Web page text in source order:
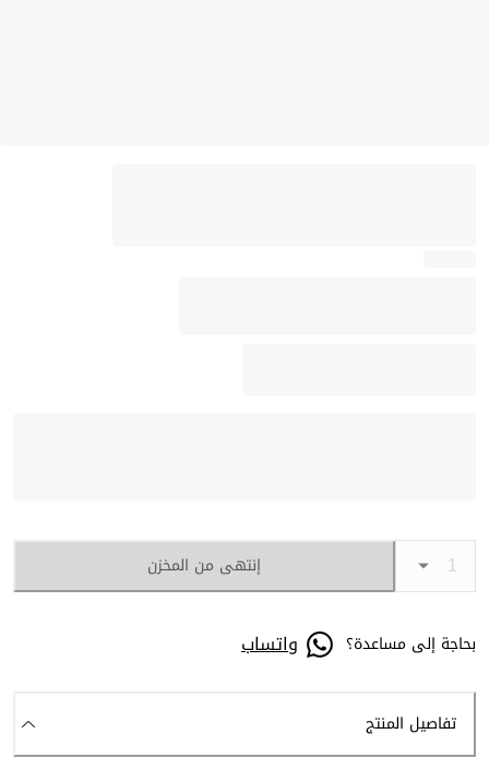
إنتهى من المخزن
بحاجة إلى مساعدة؟ واتساب
تفاصيل المنتج